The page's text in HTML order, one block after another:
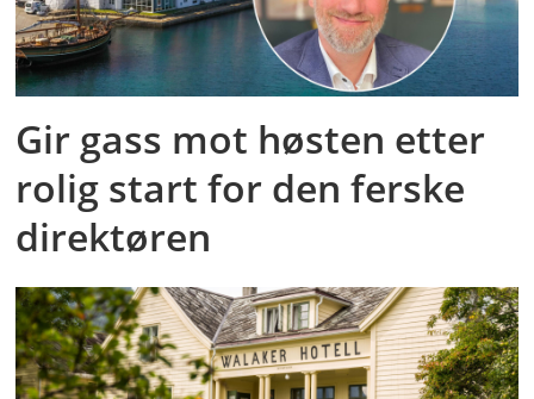
Gir gass mot høsten etter
rolig start for den ferske
direktøren